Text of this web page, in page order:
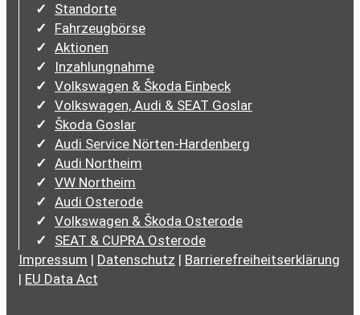
Standorte
Fahrzeugbörse
Aktionen
Inzahlungnahme
Volkswagen & Škoda Einbeck
Volkswagen, Audi & SEAT Goslar
Škoda Goslar
Audi Service Nörten-Hardenberg
Audi Northeim
VW Northeim
Audi Osterode
Volkswagen & Škoda Osterode
SEAT & CUPRA Osterode
Impressum | Datenschutz | Barrierefreiheitserklärung
| EU Data Act